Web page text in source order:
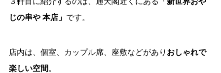
じの串や 本店」 です。
店内は、個室、カップル席、座敷などがあり おしゃれで
楽しい空間 。